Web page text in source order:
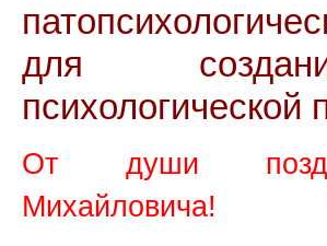
для
психологической
От души
Михайловича!